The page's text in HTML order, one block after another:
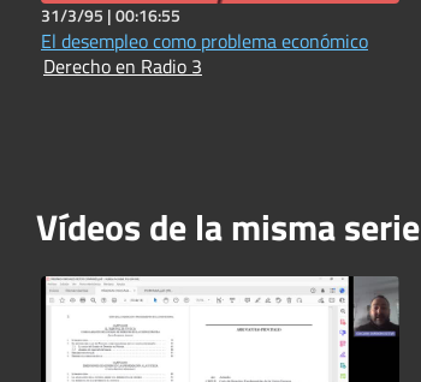
31/3/95 |00:16:55
El desempleo como problema económico
Derecho en Radio 3
Vídeos de la misma serie